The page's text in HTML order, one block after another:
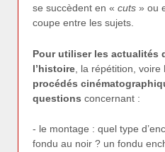
se succèdent en « cuts » ou
coupe entre les sujets.
Pour utiliser les actualités
l’histoire , la répétition, voire
procédés
questions concernant :
- le montage : quel type
fondu au noir ? un fondu